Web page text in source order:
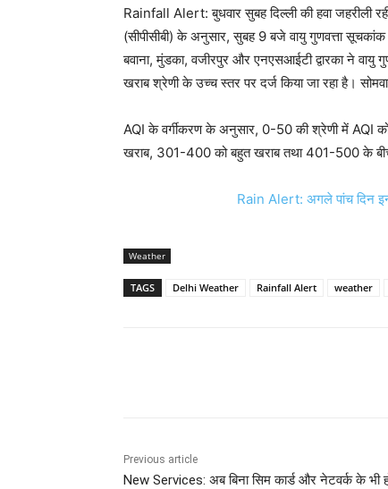
Rainfall Alert: बुधवार सुबह दिल्ली की हवा जहरीली
(सीपीसीबी) के अनुसार, सुबह 9 बजे वायु गुणवत्ता
बवाना, मुंडका, वजीरपुर और एनएसआईटी द्वारका ने वायु
खराब श्रेणी के उच्च स्तर पर दर्ज किया जा रहा है।
AQI के वर्गीकरण के अनुसार, 0-50 की श्रेणी में AQI
खराब, 301-400 को बहुत खराब तथा 401-500 के बीच
Rain Alert: अगले पांच दिन इन
Weather
TAGS Delhi Weather Rainfall Alert weather
Previous article
New Services: अब बिना सिम कार्ड और नेटवर्क के भी